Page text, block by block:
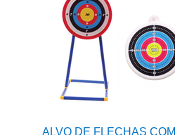
ALVO DE FLECHAS COM